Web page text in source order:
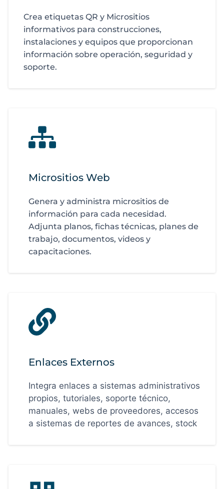
Crea etiquetas QR y Micrositios
informativos para construcciones,
instalaciones y equipos que proporcionan
información sobre operación, seguridad y
soporte.
Micrositios Web
Genera y administra micrositios de
información para cada necesidad.
Adjunta planos, fichas técnicas, planes de
trabajo, documentos, videos y
capacitaciones.
Enlaces Externos
Integra enlaces a sistemas administrativos
propios, tutoriales, soporte técnico,
manuales, webs de proveedores, accesos
a sistemas de reportes de avances, stock